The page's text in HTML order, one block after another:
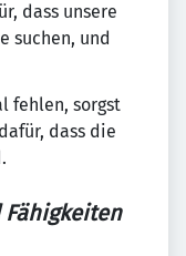
dass unsere
suchen, und
fehlen, sorgst
dass die